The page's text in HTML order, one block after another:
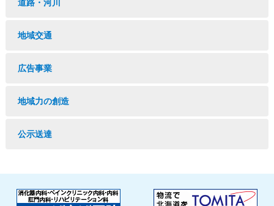
道路・河川
地域交通
広告事業
地域力の創造
公示送達